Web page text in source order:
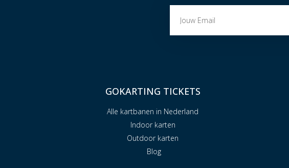
GOKARTING TICKETS
Alle kartbanen in Nederland
Indoor karten
Outdoor karten
Blog